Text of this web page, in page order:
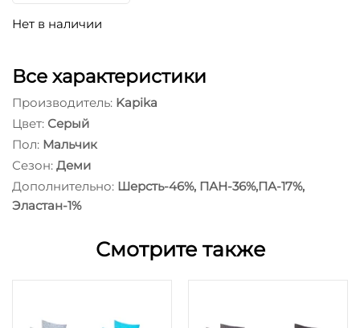
Нет в наличии
Все характеристики
Производитель: Kapika
Цвет: Серый
Пол: Мальчик
Сезон: Деми
Дополнительно: Шерсть-46%, ПАН-36%,ПА-17%,
Эластан-1%
Смотрите также